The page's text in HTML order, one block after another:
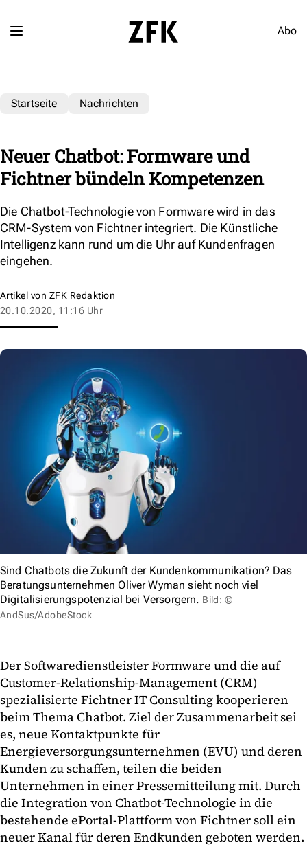
Abo
Startseite Nachrichten
Neuer Chatbot: Formware und
Fichtner bündeln Kompetenzen
Die Chatbot-Technologie von Formware wird in das
CRM-System von Fichtner integriert. Die Künstliche
Intelligenz kann rund um die Uhr auf Kundenfragen
eingehen.
Artikel von ZFK Redaktion
20.10.2020, 11:16 Uhr
Sind Chatbots die Zukunft der Kundenkommunikation? Das
Beratungsunternehmen Oliver Wyman sieht noch viel
Digitalisierungspotenzial bei Versorgern. Bild: ©
AndSus/AdobeStock
Der Softwaredienstleister Formware und die auf
Customer-Relationship-Management (CRM)
spezialisierte Fichtner IT Consulting kooperieren
beim Thema Chatbot. Ziel der Zusammenarbeit sei
es, neue Kontaktpunkte für
Energieversorgungsunternehmen (EVU) und deren
Kunden zu schaffen, teilen die beiden
Unternehmen in einer Pressemitteilung mit. Durch
die Integration von Chatbot-Technologie in die
bestehende ePortal-Plattform von Fichtner soll ein
neuer Kanal für deren Endkunden geboten werden.